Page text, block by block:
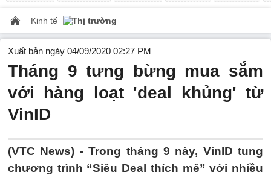
Kinh tế Thị trường
Xuất bản ngày 04/09/2020 02:27 PM
Tháng 9 tưng bừng mua sắm
với hàng loạt 'deal khủng' từ
VinID
(VTC News) -Trong tháng 9 này, VinID tung
chương trình “Siêu Deal thích mê” với nhiều